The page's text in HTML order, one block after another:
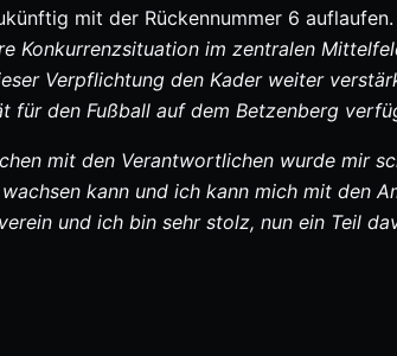
mit der Rückennummer 6
Konkurrenzsituation im zentralen
Verpflichtung den Kader weiter
für den Fußball auf dem Betzenberg
mit den Verantwortlichen wurde mir
kann und ich kann mich mit den
und ich bin sehr stolz, nun ein Teil